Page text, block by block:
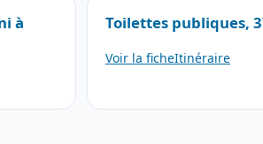
à
Toilettes publiques,
Voir la ficheItinéraire